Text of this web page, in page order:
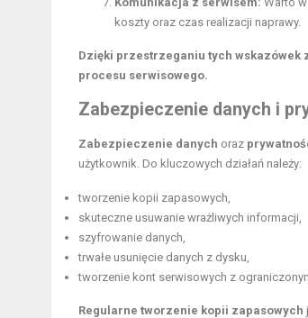
koszty oraz czas realizacji naprawy.
Dzięki przestrzeganiu tych wskazówek
procesu serwisowego.
Zabezpieczenie danych i
Zabezpieczenie danych oraz
użytkownik. Do kluczowych działań należy:
tworzenie kopii zapasowych,
skuteczne usuwanie wrażliwych informacji,
szyfrowanie danych,
trwałe usunięcie danych z dysku,
tworzenie kont serwisowych z
Regularne tworzenie kopii zapasowych